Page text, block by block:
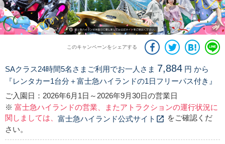
このキャンペーンをシェアする
SAクラス24時間5名さまご利用でお一人さま 7,884 円 から
『レンタカー1台分＋富士急ハイランドの1日フリーパス付き 』
ご入園日：2026年6月1日～2026年9月30日の営業日
※ 富士急ハイランドの営業、またアトラクションの運行状況に
関しましては、 富士急ハイランド公式サイト
をご確認くだ
さい。